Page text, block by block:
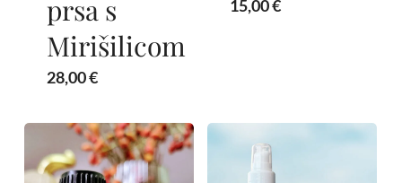
prsa s
Mirišilicom
28,00€
15,00€